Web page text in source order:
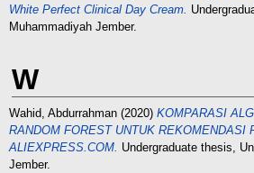
White Perfect Clinical Day Cream.
Muhammadiyah Jember.
W
Wahid, Abdurrahman (2020) KOMPARASI
RANDOM FOREST UNTUK REKOMENDASI
ALIEXPRESS.COM. Undergraduate thesis,
Jember.